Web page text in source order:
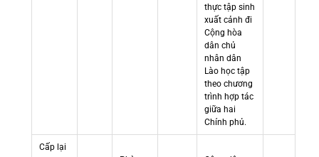
thực tập sinh
xuất cảnh đi
Cộng hòa
dân chủ
nhân dân
Lào học tập
theo chương
trình hợp tác
giữa hai
Chính phủ.
Cấp lại